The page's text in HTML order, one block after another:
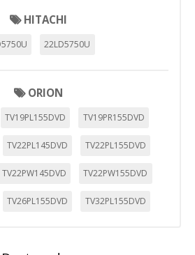
HITACHI
22LD5750U
ORION
TV19PL155DVD TV19PR155DVD
TV22PL145DVD TV22PL155DVD
TV22PW145DVD TV22PW155DVD
TV26PL155DVD TV32PL155DVD
de cookies